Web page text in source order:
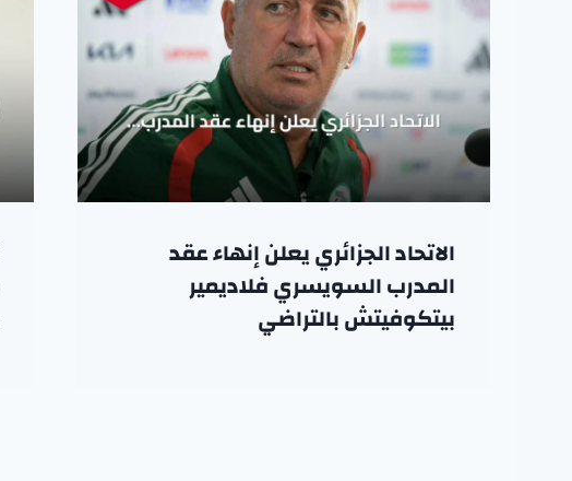
الاتحاد الجزائري يعلن إنهاء عقد
المدرب السويسري فلاديمير
بيتكوفيتش بالتراضي